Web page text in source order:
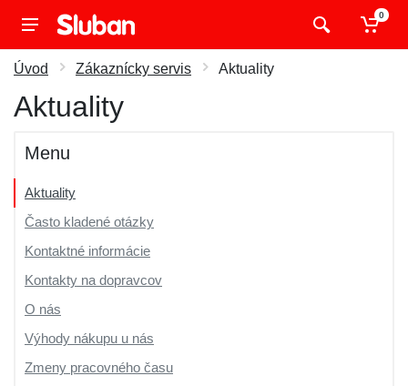
0
Úvod Zákaznícky servis Aktuality
Aktuality
Menu
Aktuality
Často kladené otázky
Kontaktné informácie
Kontakty na dopravcov
O nás
Výhody nákupu u nás
Zmeny pracovného času